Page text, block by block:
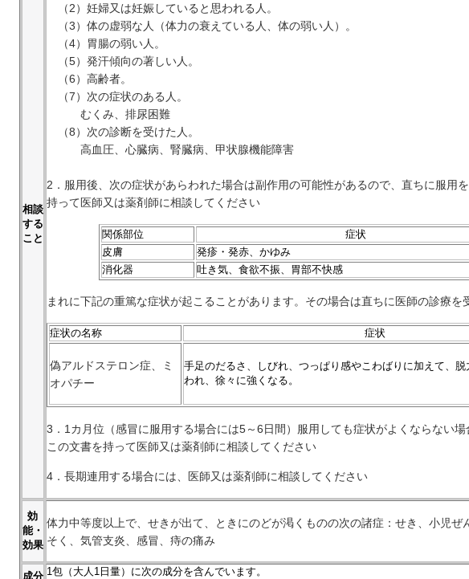
相談
する
こと
（2）妊婦又は妊娠していると思われる人。
（3）体の虚弱な人（体力の衰えている人、体の弱い人）。
（4）胃腸の弱い人。
（5）発汗傾向の著しい人。
（6）高齢者。
（7）次の症状のある人。
むくみ、排尿困難
（8）次の診断を受けた人。
高血圧、心臓病、腎臓病、甲状腺機能障害
2．服用後、次の症状があらわれた場合は副作用の可能性があるので、直ちに服用
持って医師又は薬剤師に相談してください
関係部位
症状
皮膚
発疹・発赤、かゆみ
消化器
吐き気、食欲不振、胃部不快感
まれに下記の重篤な症状が起こることがあります。その場合は直ちに医師の診療を
症状の名称 症状
偽アルドステロン症、ミ
オパチー
手足のだるさ、しびれ、つっぱり感やこわばりに加えて、脱
われ、徐々に強くなる。
3．1カ月位（感冒に服用する場合には5～6日間）服用しても症状がよくならない場
この文書を持って医師又は薬剤師に相談してください
4．長期連用する場合には、医師又は薬剤師に相談してください
効
能・
効果
体力中等度以上で、せきが出て、ときにのどが渇くものの次の諸症：せき、小児ぜ
そく、気管支炎、感冒、痔の痛み
成分 1包（大人1日量）に次の成分を含んでいます。